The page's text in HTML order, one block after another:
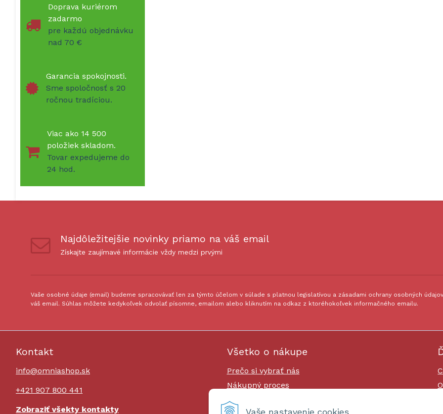
Vaše nastavenie cookies
Doprava kuriérom
zadarmo
pre každú objednávku
nad 70 €
Garancia spokojnosti.
Sme spoločnosť s 20
ročnou tradíciou.
Viac ako 14 500
položiek skladom.
Tovar expedujeme do
24 hod.
Najdôležitejšie novinky priamo na váš email
Získajte zaujímavé informácie vždy medzi prvými
Vaše osobné údaje (email) budeme spracovávať len za týmto účelom v súlade s platnou legislatívou a zásadami ochrany osobných
váš email. Súhlas môžete kedykoľvek odvolať písomne, emailom alebo kliknutím na odkaz z ktoréhokoľvek informačného emailu.
Kontakt
info@omniashop.sk
+421 907 800 441
Zobraziť všekty kontakty
Všetko o nákupe
Prečo si vybrať nás
Nákupný proces
Platby a doprava